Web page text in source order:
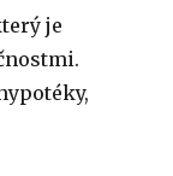
je
způsob